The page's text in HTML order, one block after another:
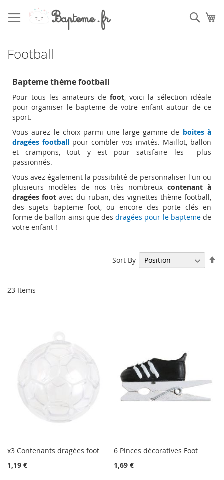
to
Content
Football
Bapteme thème football
Pour tous les amateurs de foot, voici la sélection idéale
pour organiser le bapteme de votre enfant autour de ce
sport.
Vous aurez le choix parmi une large gamme de boites à
dragées football pour combler vos invités. Maillot, ballon
et crampons, tout y est pour satisfaire les plus
passionnés.
Vous avez également la possibilité de personnaliser l'un ou
plusieurs modèles de nos très nombreux contenant à
dragées foot avec du ruban, des vignettes thème football,
des sujets bapteme foot, ou encore des porte clés en
forme de ballon ainsi que desdragées pour le baptemede
votre enfant !
23 Items
Sort By
x3 Contenants dragées foot
1,19 €
6 Pinces décoratives Foot
1,69 €